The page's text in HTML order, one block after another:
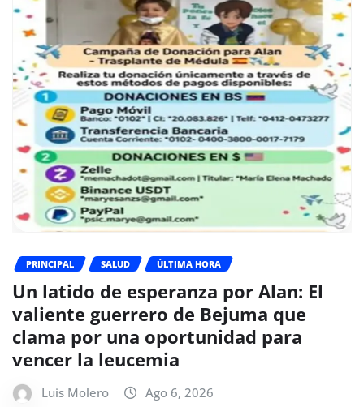
PRINCIPAL SALUD ÚLTIMA HORA
Un latido de esperanza por Alan: El
valiente guerrero de Bejuma que
clama por una oportunidad para
vencer la leucemia
Luis Molero Ago 6, 2026